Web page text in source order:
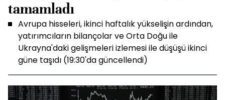
tamamladı
Avrupa hisseleri, ikinci haftalık yükselişin ardından,
yatırımcıların bilançolar ve Orta Doğu ile
Ukrayna'daki gelişmeleri izlemesi ile düşüşü ikinci
güne taşıdı (19:30'da güncellendi)